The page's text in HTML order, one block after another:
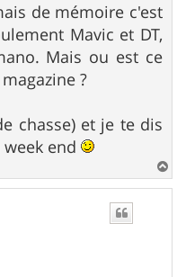
de mémoire c'est
Mavic et DT,
Mais ou est ce
?
chasse) et je te dis
end
a